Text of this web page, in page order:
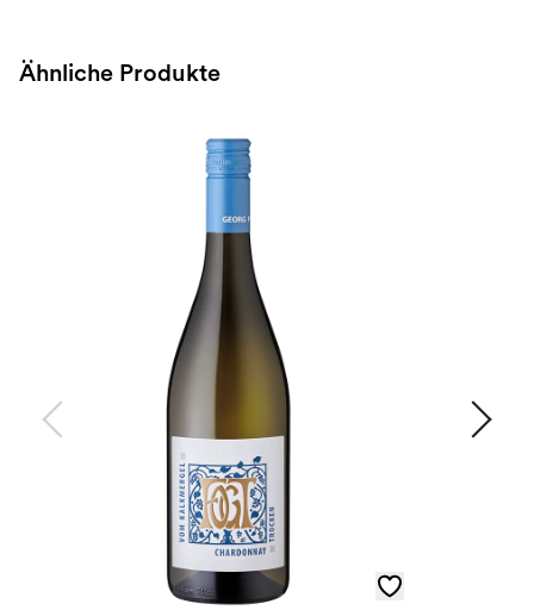
Ähnliche Produkte